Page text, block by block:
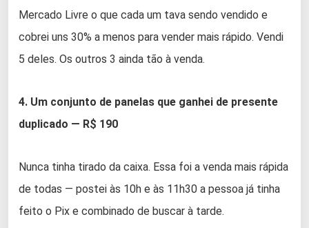
Mercado Livre o que cada um tava sendo vendido e
cobrei uns 30% a menos para vender mais rápido. Vendi
5 deles. Os outros 3 ainda tão à venda.
4. Um conjunto de panelas que ganhei de presente
duplicado — R$ 190
Nunca tinha tirado da caixa. Essa foi a venda mais rápida
de todas — postei às 10h e às 11h30 a pessoa já tinha
feito o Pix e combinado de buscar à tarde.